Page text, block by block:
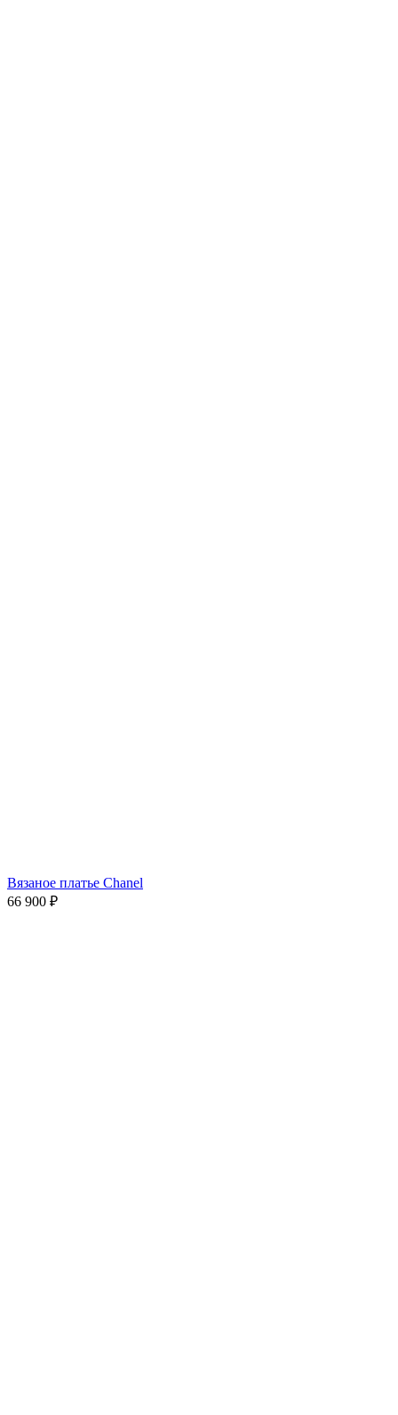
Вязаное платье Chanel
66 900 ₽